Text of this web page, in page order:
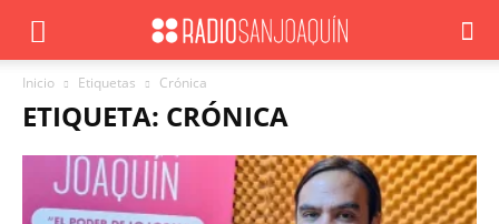
Inicio Etiquetas Crónica
ETIQUETA: CRÓNICA